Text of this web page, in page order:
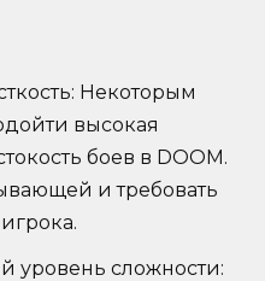
Некоторым
высокая
боев в DOOM.
и требовать
уровень сложности: